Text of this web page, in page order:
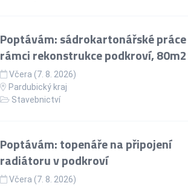
Poptávám: sádrokartonářské
rámci rekonstrukce podkroví, 80m2
Včera (7. 8. 2026)
Pardubický kraj
Stavebnictví
Poptávám: topenáře na připojení
radiátoru v podkroví
Včera (7. 8. 2026)